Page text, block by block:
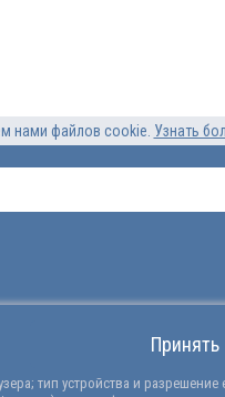
нами файлов cookie. Узнать
ПС 2346,
Принять
тип устройства и разрешение